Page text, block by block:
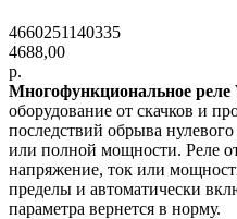
4660251140335
4688,00
р.
Многофункциональное
оборудование от скачков и
последствий обрыва
или полной мощности. Реле
напряжение, ток или
пределы и автоматически
параметра вернется в норму.